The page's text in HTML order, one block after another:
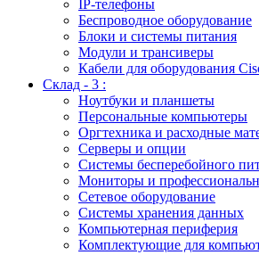
IP-телефоны
Беспроводное оборудование
Блоки и системы питания
Модули и трансиверы
Кабели для оборудования
Склад - 3 :
Ноутбуки и планшеты
Персональные компьютеры
Оргтехника и расходные
Серверы и опции
Системы бесперебойного
Мониторы и
Сетевое оборудование
Системы хранения данных
Компьютерная периферия
Комплектующие для